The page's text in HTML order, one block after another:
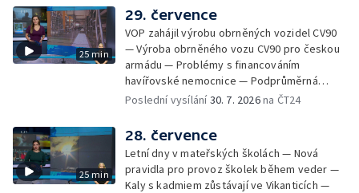
— Podvodník připravil 17 lidí o 4 miliony —
DPO pořídí 70 nových elektrobusů — V
Olomouci přibude 20 elektrobusů —
Mistryně světa Kneblová zpět v Olomouci —
Mobilní kurníky pomáhají s kvalitou půdy —
Výběr ze sociálních sítí ČT — Nové varhany v
Rudě u Rýmařova
25 min
29. července
VOP zahájil výrobu obrněných vozidel CV90
— Výroba obrněného vozu CV90 pro českou
armádu — Problémy s financováním
havířovské nemocnice — Podprůměrná
návštěvnost koupališť v červenci — Do
Nedostatek krve v transfuzních stanicích —
Spor kvůli novému chodníku na Keprník —
Olomoucké shakespearovské léto
Poslední vysílání30. 7. 2026na ČT24
25 min
28. července
Letní dny v mateřských školách — Nová
pravidla pro provoz školek během veder —
Kaly s kadmiem zůstávají ve Vikanticích —